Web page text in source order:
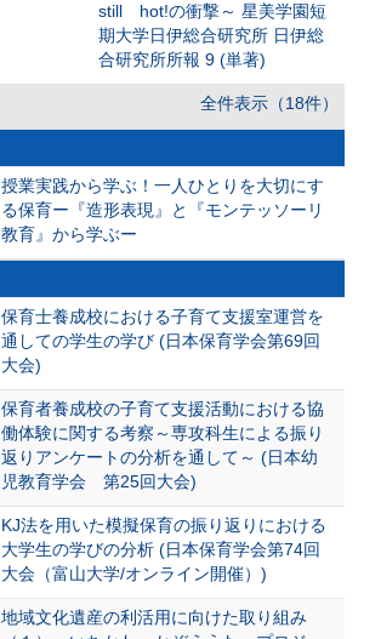
still hot!の衝撃～ 星美学園短
期大学日伊総合研究所 日伊総
合研究所所報 9 (単著)
全件表示（18件）
授業実践から学ぶ！一人ひとりを大切にす
る保育ー『造形表現』と『モンテッソーリ
教育』から学ぶー
保育士養成校における子育て支援室運営を
通しての学生の学び (日本保育学会第69回
大会)
保育者養成校の子育て支援活動における協
働体験に関する考察～専攻科生による振り
返りアンケートの分析を通して～ (日本幼
児教育学会 第25回大会)
KJ法を用いた模擬保育の振り返りにおける
大学生の学びの分析 (日本保育学会第74回
⼤会（富山大学/オンライン開催）)
地域文化遺産の利活用に向けた取り組み